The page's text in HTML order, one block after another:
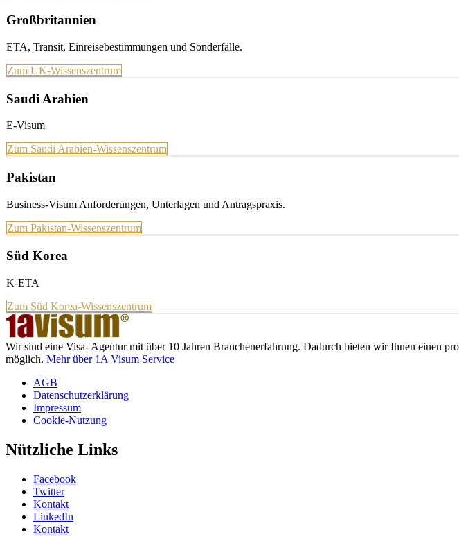
Großbritannien
ETA, Transit, Einreisebestimmungen und Sonderfälle.
Zum UK-Wissenszentrum
Saudi Arabien
E-Visum
Zum Saudi Arabien-Wissenszentrum
Pakistan
Business-Visum Anforderungen, Unterlagen und Antragspraxis.
Zum Pakistan-Wissenszentrum
Süd Korea
K-ETA
Zum Süd Korea-Wissenszentrum
Wir sind eine Visa- Agentur mit über 10 Jahren Branchenerfahrung. Dadurch bieten wir Ihnen einen
möglich. Mehr über 1A Visum Service
AGB
Datenschutzerklärung
Impressum
Cookie-Nutzung
Nützliche Links
Facebook
Twitter
Kontakt
LinkedIn
Kontakt